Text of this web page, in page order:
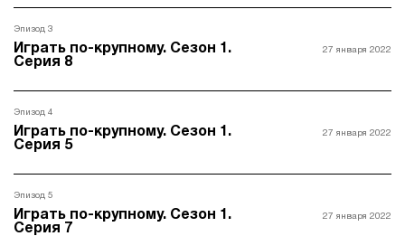
Эпизод 3
Играть по-крупному. Сезон 1.
Серия 8
27 января 2022
Эпизод 4
Играть по-крупному. Сезон 1.
Серия 5
27 января 2022
Эпизод 5
Играть по-крупному. Сезон 1.
Серия 7
27 января 2022